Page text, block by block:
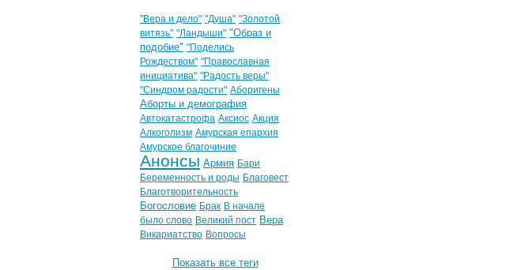
"Вера и дело" "Душа" "Золотой
витязь" "Ландыши" "Образ и
подобие" "Поделись
Рождеством" "Православная
инициатива" "Радость веры"
"Синдром радости" Аборигены
Аборты и демография
Автокатастрофа Аксиос Акция
Алкоголизм Амурская епархия
Амурское благочиние
Анонсы Армия Бари
Беременность и роды Благовест
Благотворительность
Богословие Брак В начале
было слово Великий пост Вера
Викариатство Вопросы
Показать все теги